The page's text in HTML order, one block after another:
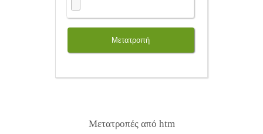
Μετατροπή
Μετατροπές από htm